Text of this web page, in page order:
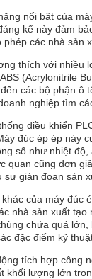
nổi bật của
kể này đảm
phép các nhà sản
thích với nhiều
(Acrylonitrile
các bộ phận ô
nghiệp tìm
điều khiển
đúc ép ép này
số như nhiệt
quan cũng đơn
gián đoạn sản
của máy đúc
nhà sản xuất
chứa quá
đặc điểm kỹ
tích hợp công
khối lượng lớn